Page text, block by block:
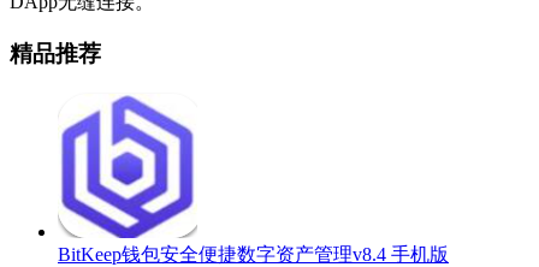
精品推荐
BitKeep钱包安全便捷数字资产管理v8.4 手机版